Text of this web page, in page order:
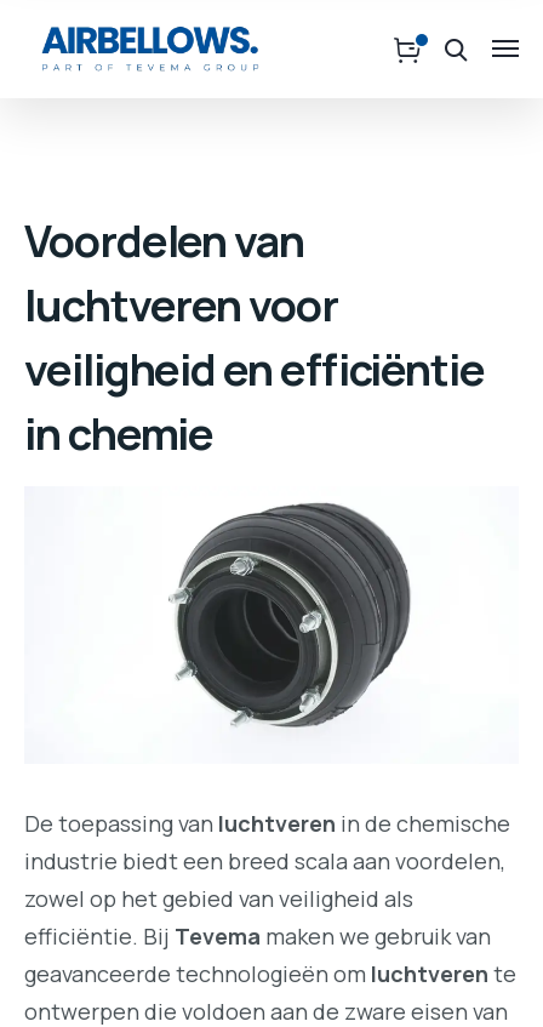
Voordelen van
luchtveren voor
veiligheid en efficiëntie
in chemie
De toepassing van luchtveren in de chemische
industrie biedt een breed scala aan voordelen,
zowel op het gebied van veiligheid als
efficiëntie. Bij Tevema maken we gebruik van
geavanceerde technologieën om luchtveren te
ontwerpen die voldoen aan de zware eisen van